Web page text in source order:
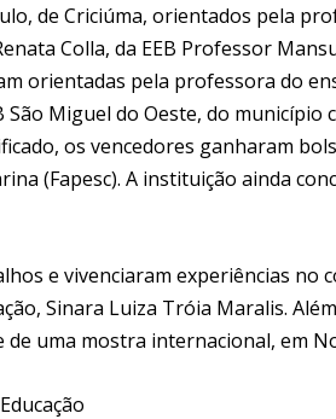
de Criciúma, orientados pela
Colla, da EEB Professor
orientadas pela professora do
São Miguel do Oeste, do
os vencedores ganharam
(Fapesc). A instituição ainda
e vivenciaram experiências no
Sinara Luiza Tróia Maralis.
de uma mostra internacional, em